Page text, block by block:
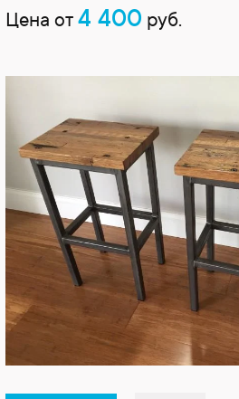
Цена от4 400 руб.